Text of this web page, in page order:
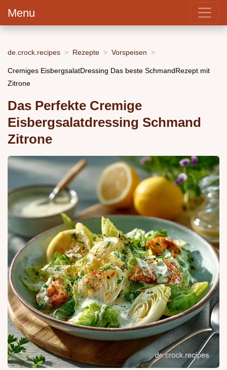
Menu
de.crock.recipes Rezepte Vorspeisen
Cremiges EisbergsalatDressing Das beste SchmandRezept mit
Zitrone
Das Perfekte Cremige
Eisbergsalatdressing Schmand
Zitrone